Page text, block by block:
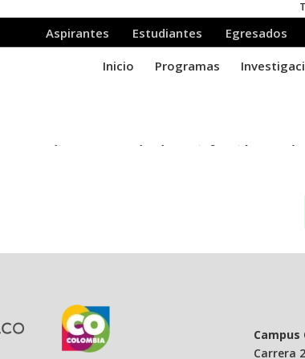
Indique su grado de satisfacción con